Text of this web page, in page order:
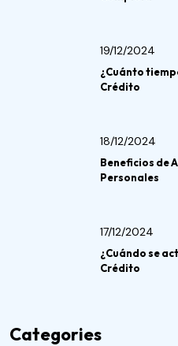
19/12/2024
¿Cuánto
Crédito
18/12/2024
Beneficios de
Personales
17/12/2024
¿Cuándo se
Crédito
Categories